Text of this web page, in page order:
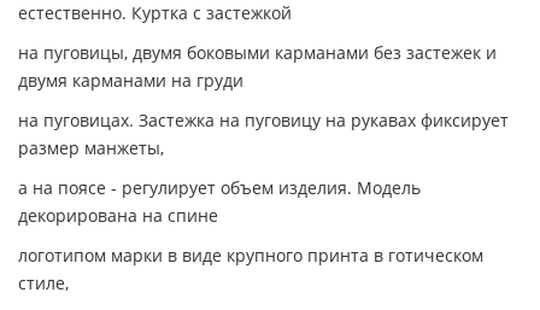
естественно. Куртка с застежкой
на пуговицы, двумя боковыми карманами без застежек и
двумя карманами на груди
на пуговицах. Застежка на пуговицу на рукавах фиксирует
размер манжеты,
а на поясе - регулирует объем изделия. Модель
декорирована на спине
логотипом марки в виде крупного принта в готическом
стиле,